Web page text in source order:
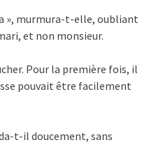
», murmura-t-elle, oubliant
et non monsieur.
Pour la première fois, il
pouvait être facilement
t-il doucement, sans